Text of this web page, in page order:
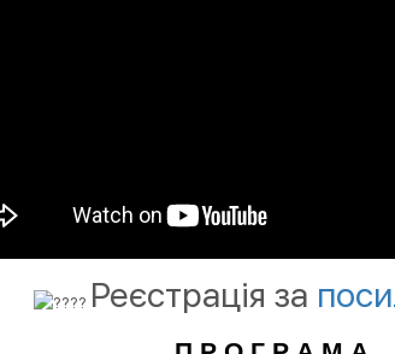
Реєстрація за